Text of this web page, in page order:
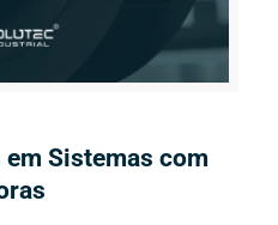
Sistemas com